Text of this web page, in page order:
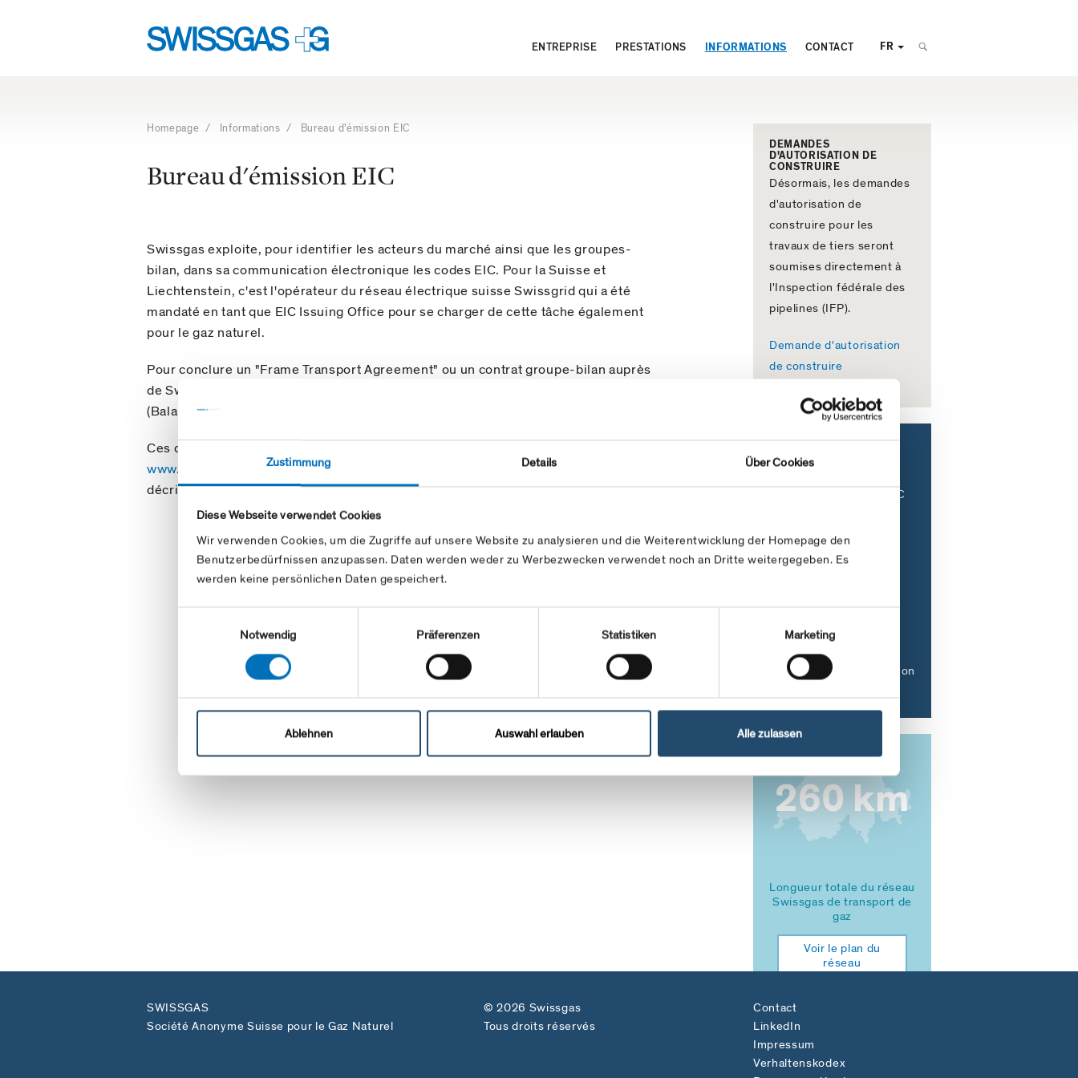
Zustimmung Details Über Cookies
Diese Webseite verwendet Cookies
Wir verwenden Cookies, um die Zugriffe auf unsere Website zu analysieren und die Weiterentwicklung der Homepage den
Benutzerbedürfnissen anzupassen. Daten werden weder zu Werbezwecken verwendet noch an Dritte weitergegeben. Es
werden keine persönlichen Daten gespeichert.
Notwendig
Präferenzen Statistiken Marketing
Ablehnen Auswahl erlauben Alle zulassen
linguistique
FR
principale
ENTREPRISE PRESTATIONS INFORMATIONS CONTACT
Homepage / Informations / Bureau d'émission EIC
Bureau d'émission EIC
Swissgas exploite, pour identifier les acteurs du marché ainsi que les groupes-
bilan, dans sa communication électronique les codes EIC. Pour la Suisse et
Liechtenstein, c'est l'opérateur du réseau électrique suisse Swissgrid qui a été
mandaté en tant que EIC Issuing Office pour se charger de cette tâche également
pour le gaz naturel.
Pour conclure un "Frame Transport Agreement" ou un contrat groupe-bilan auprès
de Swissgas, il est nécessaire de disposer d'un code X (Party) ainsi que d'un code Y
(Balance Group).
Ces codes peuvent être sollicités en vous adressant à Swissgrid :
www.swissgrid.ch/fr/home/customers/topics/eic.html
en suivant le processus
décrit pour l'enregistrement des codes EIC.
DEMANDES
D'AUTORISATION DE
CONSTRUIRE
Désormais, les demandes
d'autorisation de
construire pour les
travaux de tiers seront
soumises directement à
l'Inspection fédérale des
pipelines (IFP).
Demande d'autorisation
de construire
Bureau d'émission EIC
nomination et
échantillons de
Rapport cadre
Transit Capacity
Wallbach-Passo Gries on
260 km
Longueur totale du réseau
Swissgas de transport de
gaz
Voir le plan du
réseau
SWISSGAS
Société Anonyme Suisse pour le Gaz Naturel
© 2026 Swissgas
Tous droits réservés
Contact
LinkedIn
Impressum
Verhaltenskodex